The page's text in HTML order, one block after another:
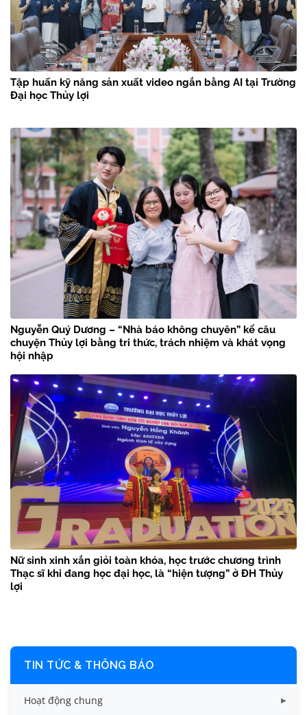
Tập huấn kỹ năng sản xuất video ngắn bằng AI tại Trường
Đại học Thủy lợi
Nguyễn Quý Dương – “Nhà báo không chuyên” kể câu
chuyện Thủy lợi bằng tri thức, trách nhiệm và khát vọng
hội nhập
Nữ sinh xinh xắn giỏi toàn khóa, học trước chương trình
Thạc sĩ khi đang học đại học, là “hiện tượng” ở ĐH Thủy
lợi
TIN TỨC & THÔNG BÁO
Hoạt động chung